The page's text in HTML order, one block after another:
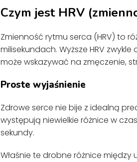
Czym jest HRV
Zmienność rytmu serca (HRV) to
milisekundach. Wyższe HRV
może wskazywać na zmęczenie,
Proste wyjaśnienie
Zdrowe serce nie bije z idealną
występują niewielkie różnice w
sekundy.
Właśnie te drobne różnice między